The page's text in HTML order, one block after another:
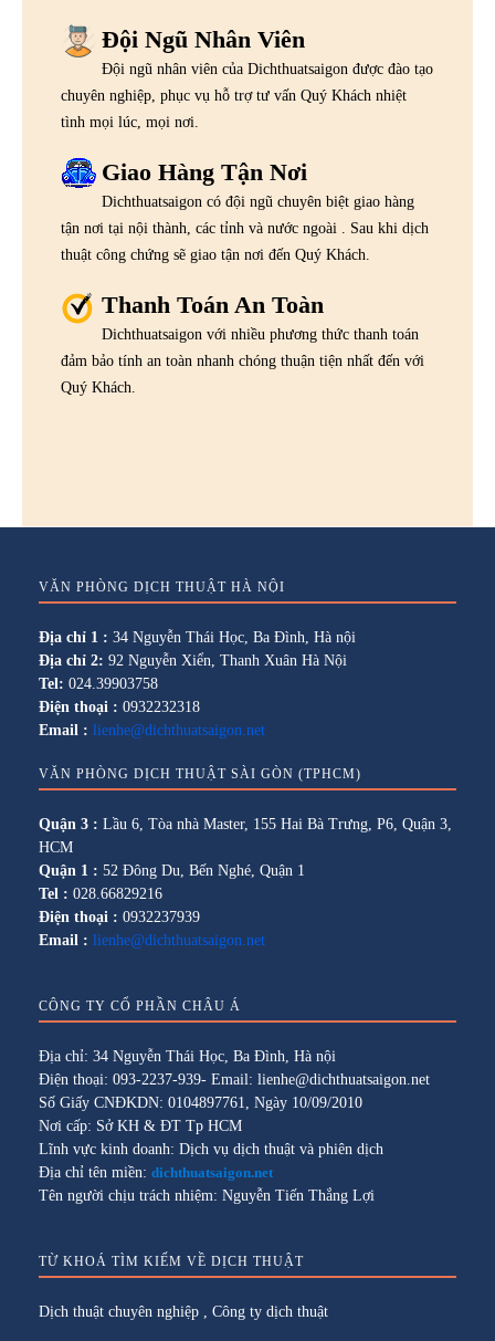
Đội Ngũ Nhân Viên
Đội ngũ nhân viên của Dichthuatsaigon được đào tạo
chuyên nghiệp, phục vụ hỗ trợ tư vấn Quý Khách nhiệt
tình mọi lúc, mọi nơi.
Giao Hàng Tận Nơi
Dichthuatsaigon có đội ngũ chuyên biệt giao hàng
tận nơi tại nội thành, các tỉnh và nước ngoài . Sau khi dịch
thuật công chứng sẽ giao tận nơi đến Quý Khách.
Thanh Toán An Toàn
Dichthuatsaigon với nhiều phương thức thanh toán
đảm bảo tính an toàn nhanh chóng thuận tiện nhất đến với
Quý Khách.
VĂN PHÒNG DỊCH THUẬT HÀ NỘI
Địa chỉ 1 : 34 Nguyễn Thái Học, Ba Đình, Hà nội
Địa chỉ 2: 92 Nguyễn Xiển, Thanh Xuân Hà Nội
Tel: 024.39903758
Điện thoại : 0932232318
Email : lienhe@dichthuatsaigon.net
VĂN PHÒNG DỊCH THUẬT SÀI GÒN (TPHCM)
Quận 3 : Lầu 6, Tòa nhà Master, 155 Hai Bà Trưng, P6, Quận 3,
HCM
Quận 1 : 52 Đông Du, Bến Nghé, Quận 1
Tel : 028.66829216
Điện thoại : 0932237939
Email : lienhe@dichthuatsaigon.net
CÔNG TY CỔ PHẦN CHÂU Á
Địa chỉ: 34 Nguyễn Thái Học, Ba Đình, Hà nội
Điện thoại: 093-2237-939- Email: lienhe@dichthuatsaigon.net
Số Giấy CNĐKDN: 0104897761, Ngày 10/09/2010
Nơi cấp: Sở KH & ĐT Tp HCM
Lĩnh vực kinh doanh: Dịch vụ dịch thuật và phiên dịch
Địa chỉ tên miền: dichthuatsaigon.net
Tên người chịu trách nhiệm: Nguyễn Tiến Thắng Lợi
TỪ KHOÁ TÌM KIẾM VỀ DỊCH THUẬT
Dịch thuật chuyên nghiệp , Công ty dịch thuật